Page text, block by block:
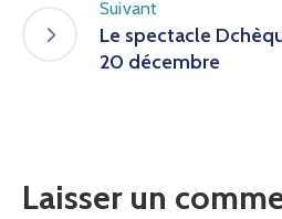
Suivant
Le spectacle
20 décembre
Laisser un